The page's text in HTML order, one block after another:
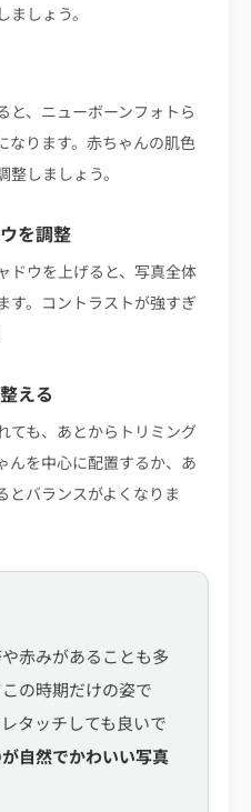
しょう。
と、ニューボーンフォトら
なります。赤ちゃんの肌色
しましょう。
を調整
ドウを上げると、写真全体
す。コントラストが強すぎ
える
ても、あとからトリミング
んを中心に配置するか、あ
とバランスがよくなりま
赤みがあることも多
の時期だけの姿で
タッチしても良いで
自然でかわいい写真